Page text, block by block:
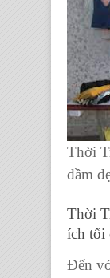
Thời
đầm
Thời
ích tối
Đến